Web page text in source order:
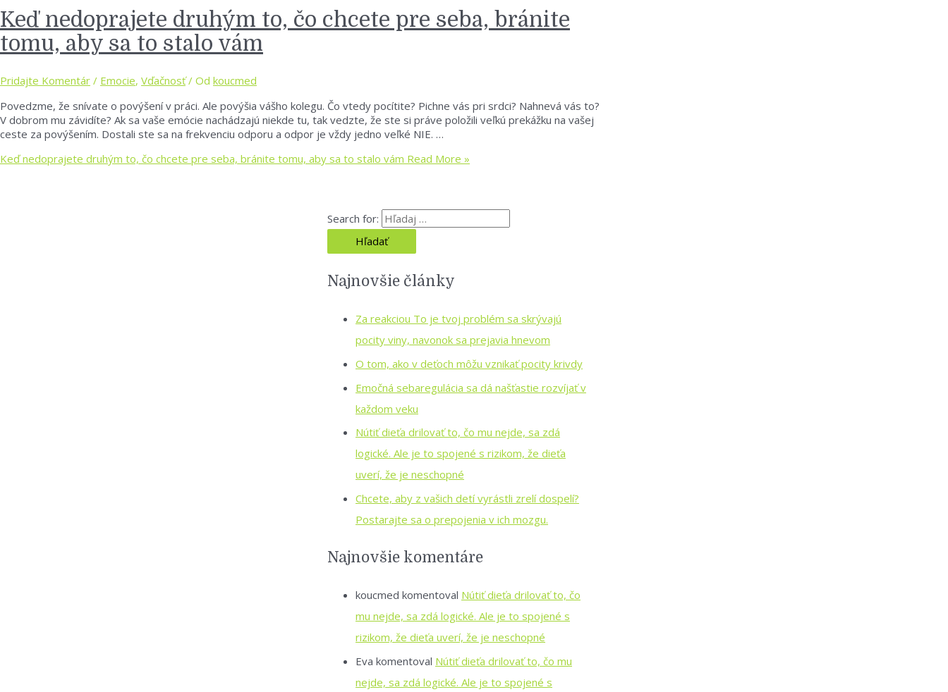
Keď nedoprajete druhým to, čo chcete pre seba, bránite
tomu, aby sa to stalo vám
Pridajte Komentár / Emocie, Vďačnosť/ Od koucmed
Povedzme, že snívate o povýšení v práci. Ale povýšia vášho kolegu. Čo vtedy pocítite? Pichne vás pri srdci? Nahnevá vás to?
V dobrom mu závidíte? Ak sa vaše emócie nachádzajú niekde tu, tak vedzte, že ste si práve položili veľkú prekážku na vašej
ceste za povýšením. Dostali ste sa na frekvenciu odporu a odpor je vždy jedno veľké NIE. …
Keď nedoprajete druhým to, čo chcete pre seba, bránite tomu, aby sa to stalo vám Read More »
Search for:
Najnovšie články
Za reakciou To je tvoj problém sa skrývajú
pocity viny, navonok sa prejavia hnevom
O tom, ako v deťoch môžu vznikať pocity krivdy
Emočná sebaregulácia sa dá našťastie rozvíjať v
každom veku
Nútiť dieťa drilovať to, čo mu nejde, sa zdá
logické. Ale je to spojené s rizikom, že dieťa
uverí, že je neschopné
Chcete, aby z vašich detí vyrástli zrelí dospelí?
Postarajte sa o prepojenia v ich mozgu.
Najnovšie komentáre
koucmed komentoval Nútiť dieťa drilovať to, čo
mu nejde, sa zdá logické. Ale je to spojené s
rizikom, že dieťa uverí, že je neschopné
Eva komentoval Nútiť dieťa drilovať to, čo mu
nejde, sa zdá logické. Ale je to spojené s